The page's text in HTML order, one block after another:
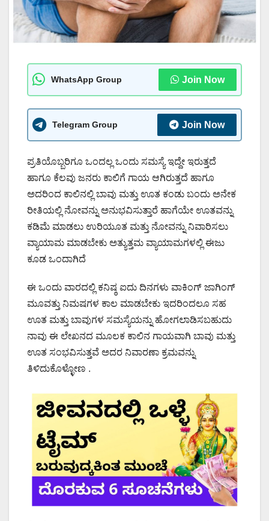
WhatsApp Group Join Now
Telegram Group Join Now
ಪ್ರತಿಯೊಬ್ಬರಿಗೂ ಒಂದಲ್ಲ ಒಂದು ಸಮಸ್ಯೆ ಇದ್ದೇ ಇರುತ್ತದೆ
ಹಾಗೂ ಕೆಲವು ಜನರು ಕಾಲಿಗೆ ಗಾಯ ಆಗಿರುತ್ತದೆ ಹಾಗೂ
ಅದರಿಂದ ಕಾಲಿನಲ್ಲಿ ಬಾವು ಮತ್ತು ಊತ ಕಂಡು ಬಂದು ಅನೇಕ
ರೀತಿಯಲ್ಲಿ ನೋವನ್ನು ಅನುಭವಿಸುತ್ತಾರೆ ಹಾಗೆಯೇ ಊತವನ್ನು
ಕಡಿಮೆ ಮಾಡಲು ಉರಿಯೂತ ಮತ್ತು ನೋವನ್ನು ನಿವಾರಿಸಲು
ವ್ಯಾಯಾಮ ಮಾಡಬೇಕು ಅತ್ಯುತ್ತಮ ವ್ಯಾಯಾಮಗಳಲ್ಲಿ ಈಜು
ಕೂಡ ಒಂದಾಗಿದೆ
ಈ ಒಂದು ವಾರದಲ್ಲಿ ಕನಿಷ್ಠ ಐದು ದಿನಗಳು ವಾಕಿಂಗ್ ಜಾಗಿಂಗ್
ಮೂವತ್ತು ನಿಮಷಗಳ ಕಾಲ ಮಾಡಬೇಕು ಇದರಿಂದಲೂ ಸಹ
ಊತ ಮತ್ತು ಬಾವುಗಳ ಸಮಸ್ಯೆಯನ್ನು ಹೋಗಲಾಡಿಸಬಹುದು
ನಾವು ಈ ಲೇಖನದ ಮೂಲಕ ಕಾಲಿನ ಗಾಯವಾಗಿ ಬಾವು ಮತ್ತು
ಊತ ಸಂಭವಿಸುತ್ತವೆ ಅದರ ನಿವಾರಣಾ ಕ್ರಮವನ್ನು
ತಿಳಿದುಕೊಳ್ಳೋಣ .